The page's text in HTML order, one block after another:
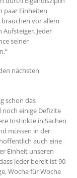
paar Einheiten
vor allem
Aufsteiger. Jeder
seiner
nächsten
schon das
einige Defizite
Instinkte in Sachen
müssen in der
auch eine
Einheit unseren
jeder bereit ist 90
Woche für Woche